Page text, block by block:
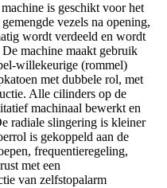
is geschikt voor het
vezels na opening,
wordt verdeeld en wordt
machine maakt gebruik
willekeurige (rommel)
met dubbele rol, met
Alle cilinders op de
machinaal bewerkt en
radiale slingering is kleiner
is gekoppeld aan de
frequentieregeling,
met een
van zelfstopalarm